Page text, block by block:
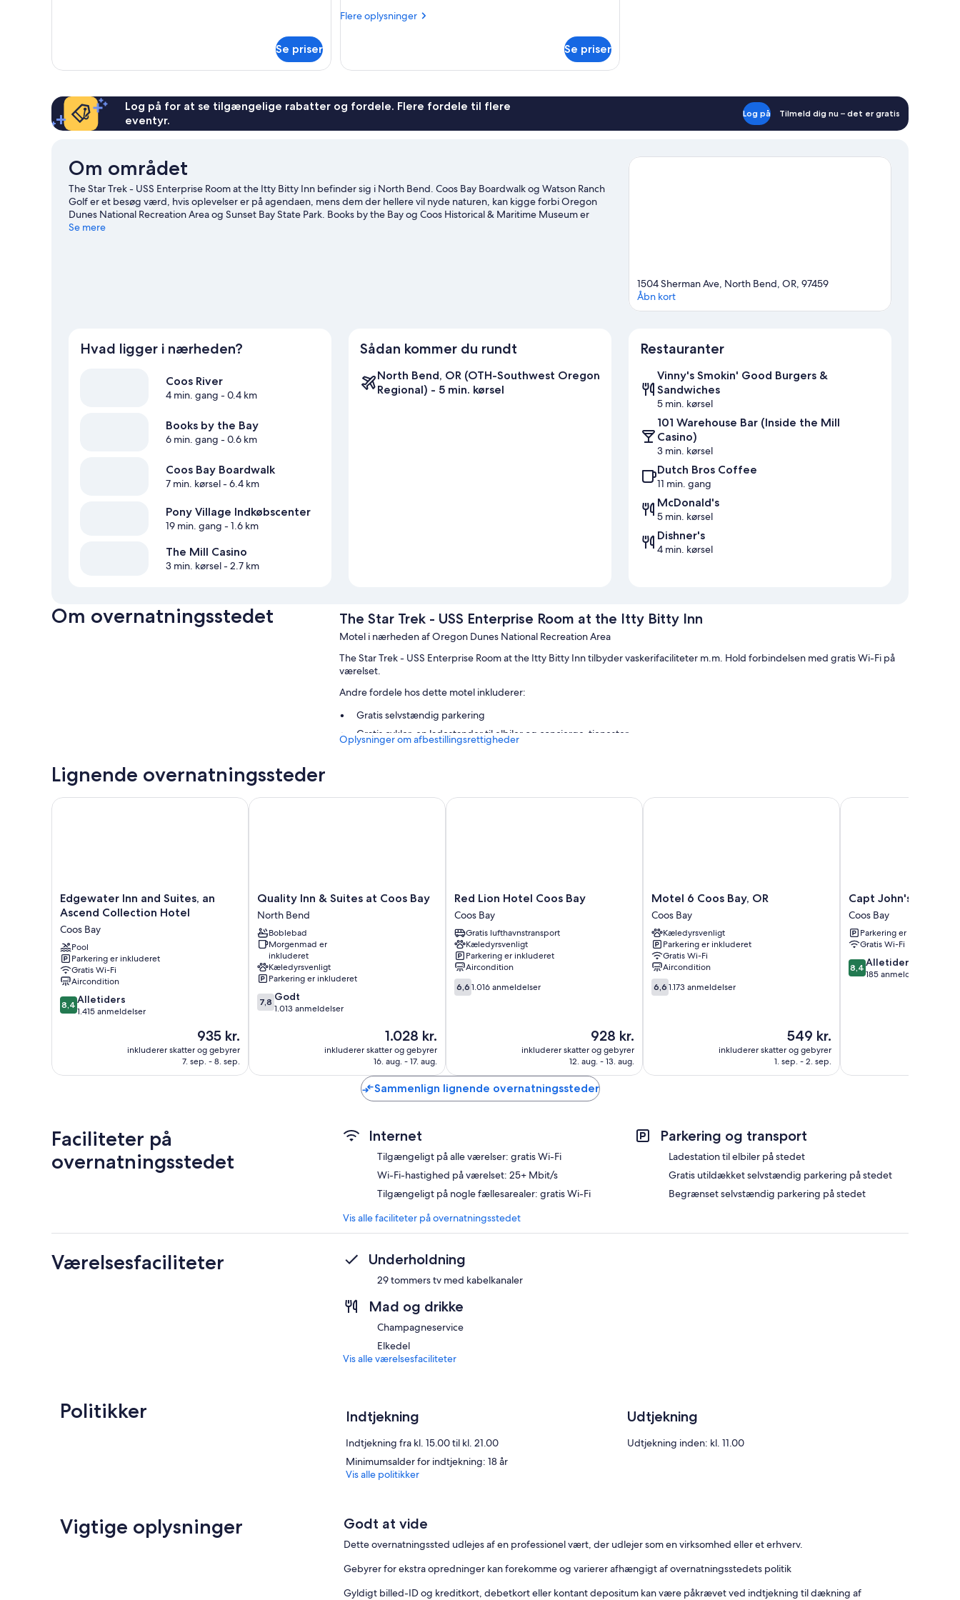
Se priser
Flere oplysninger
Flere
dobbeltværelse
Se priser
Log på for at se tilgængelige rabatter og fordele. Flere fordele til flere
eventyr.
Log på Tilmeld dig nu – det er gratis
Om området
The Star Trek - USS Enterprise Room at the Itty Bitty Inn befinder sig i North Bend. Coos Bay Boardwalk og Watson Ranch
Golf er et besøg værd, hvis oplevelser er på agendaen, mens dem der hellere vil nyde naturen, kan kigge forbi Oregon
Dunes National Recreation Area og Sunset Bay State Park. Books by the Bay og Coos Historical & Maritime Museum er
også et besøg værd. Gå endelig ikke glip af udendørsoplevelser som vandre-/cykelruter, mountainbiking og økoture.
Se mere
1504 Sherman Ave, North Bend, OR, 97459
Åbn kort
Hvad ligger i nærheden?
Coos River
4 min. gang - 0.4 km
Books by the Bay
6 min. gang - 0.6 km
Coos Bay Boardwalk
7 min. kørsel- 6.4 km
Pony Village Indkøbscenter
19 min. gang - 1.6 km
The Mill Casino
3 min. kørsel- 2.7 km
Sådan kommer du rundt
North Bend, OR (OTH-Southwest Oregon
Regional) - 5 min. kørsel
Restauranter
Vinny's Smokin' Good Burgers &
Sandwiches
5 min. kørsel
101 Warehouse Bar (Inside the Mill
Casino)
3 min. kørsel
Dutch Bros Coffee
11 min. gang
McDonald's
5 min. kørsel
Dishner's
4 min. kørsel
Om overnatningsstedet The Star Trek - USS Enterprise Room at the Itty Bitty Inn
Motel i nærheden af Oregon Dunes National Recreation Area
The Star Trek - USS Enterprise Room at the Itty Bitty Inn tilbyder vaskerifaciliteter m.m. Hold forbindelsen med gratis Wi-Fi på
værelset.
Andre fordele hos dette motel inkluderer:
Gratis selvstændig parkering
Gratis cykler, en ladestander til elbiler og concierge-tjenester
Alle værelser hos The Star Trek - USS Enterprise Room at the Itty Bitty Inn tilbyder faciliteter som gratis Wi-Fi.
Oplysninger om afbestillingsrettigheder
Lignende overnatningssteder
Edgewater
Inn
Suites,
an
Ascend
Collection
Hotel
Coos
Bay
Edgewater Inn and Suites, an
Ascend Collection Hotel
Coos Bay
Pool
Parkering er inkluderet
Gratis Wi-Fi
Aircondition
8.4
ud
anmeldelser
8,4 Alletiders
1.415 anmeldelser
Prisen
er
935 kr.
935 kr.
inkluderer skatter og gebyrer
7. sep. - 8. sep.
Edgewater Inn and Suites, an Ascend Collection Hotel
Quality
Inn
&
Suites
at
Coos
Bay
North
Bend
Quality Inn & Suites at Coos Bay
North Bend
Boblebad
Morgenmad er
inkluderet
Kæledyrsvenligt
Parkering er inkluderet
7.8
ud
anmeldelser
7,8 Godt
1.013 anmeldelser
Prisen
er
1.028 kr.
1.028 kr.
inkluderer skatter og gebyrer
16. aug. - 17. aug.
Quality Inn & Suites at Coos Bay
Red
Lion
Hotel
Coos
Bay
Coos
Bay
Red Lion Hotel Coos Bay
Coos Bay
Gratis lufthavnstransport
Kæledyrsvenligt
Parkering er inkluderet
Aircondition
6.6
ud
6,6 1.016 anmeldelser
Prisen
er
928 kr.
928 kr.
inkluderer skatter og gebyrer
12. aug. - 13. aug.
Red Lion Hotel Coos Bay
Motel
6
Coos
Bay,
OR
Coos
Bay
Motel 6 Coos Bay, OR
Coos Bay
Kæledyrsvenligt
Parkering er inkluderet
Gratis Wi-Fi
Aircondition
6.6
ud
6,6 1.173 anmeldelser
Prisen
er
549 kr.
549 kr.
inkluderer skatter og gebyrer
1. sep. - 2. sep.
Motel 6 Coos Bay, OR
Capt
John's
Motel
Coos
Bay
Capt John's Motel
Coos Bay
Parkering er inkluderet
Gratis Wi-Fi
8.4
ud
8,4 Alletiders
185 anmeldelser
Capt John's Motel
Sammenlign lignende overnatningssteder
Faciliteter på
overnatningsstedet
Internet
Tilgængeligt på alle værelser: gratis Wi-Fi
Wi-Fi-hastighed på værelset: 25+ Mbit/s
Tilgængeligt på nogle fællesarealer: gratis Wi-Fi
Parkering og transport
Ladestation til elbiler på stedet
Gratis utildækket selvstændig parkering på stedet
Begrænset selvstændig parkering på stedet
Vis alle faciliteter på overnatningsstedet
Værelsesfaciliteter Underholdning
29 tommers tv med kabelkanaler
Mad og drikke
Champagneservice
Elkedel
Vis alle værelsesfaciliteter
Politikker Indtjekning
Indtjekning fra kl. 15.00 til kl. 21.00
Minimumsalder for indtjekning: 18 år
Udtjekning
Udtjekning inden: kl. 11.00
Vis alle politikker
Vigtige oplysninger Godt at vide
Dette overnatningssted udlejes af en professionel vært, der udlejer som en virksomhed eller et erhverv.
Gebyrer for ekstra opredninger kan forekomme og varierer afhængigt af overnatningsstedets politik
Gyldigt billed-ID og kreditkort, debetkort eller kontant depositum kan være påkrævet ved indtjekning til dækning af